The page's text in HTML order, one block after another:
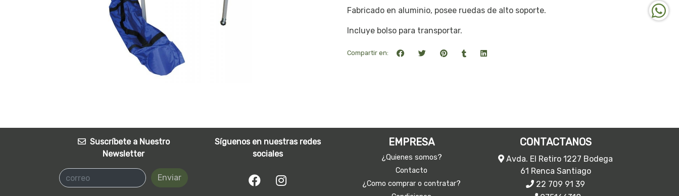
Fabricado en aluminio, posee ruedas de alto soporte.
Incluye bolso para transportar.
Compartir en:
Suscríbete a Nuestro
Newsletter
Enviar
Síguenos en nuestras redes
sociales
EMPRESA
¿Quienes somos?
Contacto
¿Como comprar o contratar?
CONTACTANOS
Avda. El Retiro 1227 Bodega
61 Renca Santiago
22 709 91 39